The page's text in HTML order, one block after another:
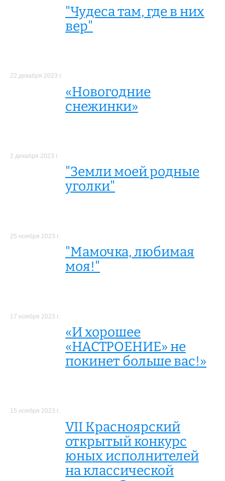
"Чудеса там, где в них
вер"
22 декабря 2023 г.
«Новогодние
снежинки»
2 декабря 2023 г.
"Земли моей родные
уголки"
25 ноября 2023 г.
"Мамочка, любимая
моя!"
17 ноября 2023 г.
«И хорошее
«НАСТРОЕНИЕ» не
покинет больше вас!»
15 ноября 2023 г.
VII Красноярский
открытый конкурс
юных исполнителей
на классической